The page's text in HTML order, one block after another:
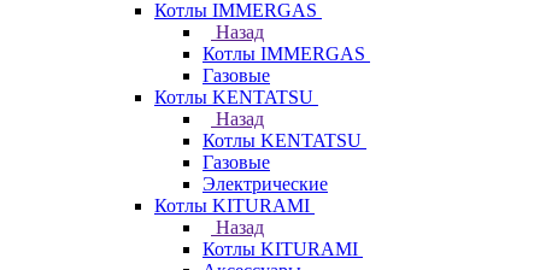
Котлы IMMERGAS
Назад
Котлы IMMERGAS
Газовые
Котлы KENTATSU
Назад
Котлы KENTATSU
Газовые
Электрические
Котлы KITURAMI
Назад
Котлы KITURAMI